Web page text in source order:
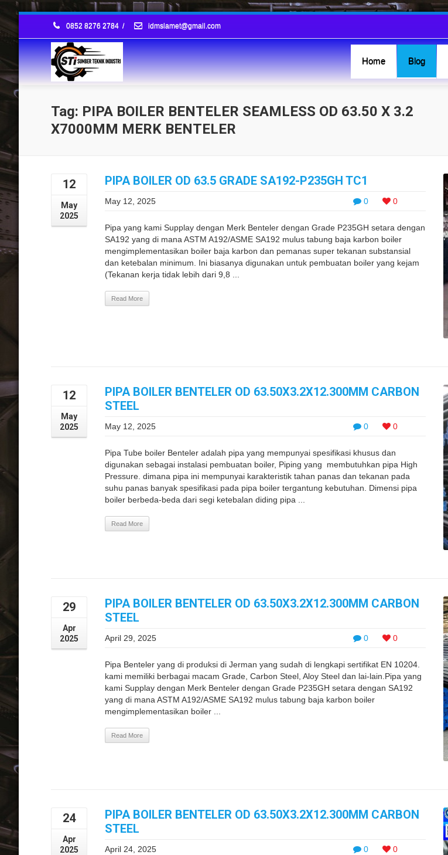
0852 8276 2784 / idmslamet@gmail.com
Home Blog
Tag: PIPA BOILER BENTELER SEAMLESS OD 63.50 X 3.2
X7000MM MERK BENTELER
12
May
2025
PIPA BOILER OD 63.5 GRADE SA192-P235GH TC1
0 0
May 12, 2025
Pipa yang kami Supplay dengan Merk Benteler dengan Grade P235GH setara dengan
SA192 yang di mana ASTM A192/ASME SA192 mulus tabung baja karbon boiler
mengimplementasikan boiler baja karbon dan pemanas super tekanan substansial
dan ketebalan minimum. Ini biasanya digunakan untuk pembuatan boiler yang kejam
(Tekanan kerja tidak lebih dari 9,8 ...
Read More
12
May
2025
PIPA BOILER BENTELER OD 63.50X3.2X12.300MM CARBON
STEEL
0 0
May 12, 2025
Pipa Tube boiler Benteler adalah pipa yang mempunyai spesifikasi khusus dan
digunakan sebagai instalasi pembuatan boiler, Piping yang membutuhkan pipa High
Pressure. dimana pipa ini mempunyai karakteristik tahan panas dan tekanan pada
suhu panas banyak spesifikasi pada pipa boiler tergantung kebutuhan. Dimensi pipa
boiler berbeda-beda dari segi ketebalan diding pipa ...
Read More
29
Apr
2025
PIPA BOILER BENTELER OD 63.50X3.2X12.300MM CARBON
STEEL
0 0
April 29, 2025
Pipa Benteler yang di produksi di Jerman yang sudah di lengkapi sertifikat EN 10204.
kami memiliki berbagai macam Grade, Carbon Steel, Aloy Steel dan lai-lain.Pipa yang
kami Supplay dengan Merk Benteler dengan Grade P235GH setara dengan SA192
yang di mana ASTM A192/ASME SA192 mulus tabung baja karbon boiler
mengimplementasikan boiler ...
Read More
24
Apr
2025
PIPA BOILER BENTELER OD 63.50X3.2X12.300MM CARBON
STEEL
0 0
April 24, 2025